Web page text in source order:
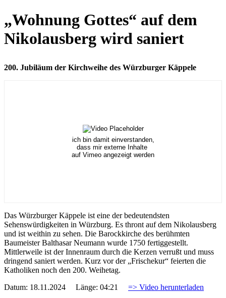
„Wohnung Gottes“ auf dem
Nikolausberg wird saniert
200. Jubiläum der Kirchweihe des Würzburger Käppele
ich bin damit einverstanden,
dass mir externe Inhalte
auf Vimeo angezeigt werden
Das Würzburger Käppele ist eine der bedeutendsten
Sehenswürdigkeiten in Würzburg. Es thront auf dem Nikolausberg
und ist weithin zu sehen. Die Barockkirche des berühmten
Baumeister Balthasar Neumann wurde 1750 fertiggestellt.
Mittlerweile ist der Innenraum durch die Kerzen verrußt und muss
dringend saniert werden. Kurz vor der „Frischekur“ feierten die
Katholiken noch den 200. Weihetag.
Datum: 18.11.2024 Länge: 04:21 => Video herunterladen